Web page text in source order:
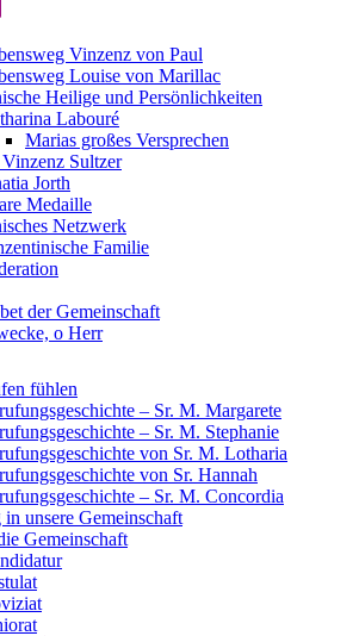
Vinzenz von Paul
Louise von Marillac
Heilige und Persönlichkeiten
Labouré
Marias großes Versprechen
Vinzenz Sultzer
Jorth
Medaille
Netzwerk
Familie
der Gemeinschaft
o Herr
fühlen
– Sr. M. Margarete
– Sr. M. Stephanie
von Sr. M. Lotharia
von Sr. Hannah
– Sr. M. Concordia
unsere Gemeinschaft
Gemeinschaft